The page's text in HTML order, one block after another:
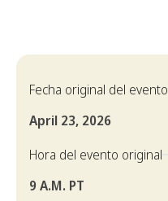
Fecha original del evento
April 23, 2026
Hora del evento original
9 A.M. PT